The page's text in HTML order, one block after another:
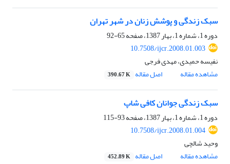
سبک زندگی و پوشش زنان در شهر تهران
دوره 1، شماره 1، بهار 1387، صفحه
65-92
10.7508/ijcr.2008.01.003
نفیسه حمیدی، مهدی فرجی
مشاهده مقاله
اصل مقاله 390.67 K
سبک زندگی جوانان کافی شاپ
دوره 1، شماره 1، بهار 1387، صفحه
93-115
10.7508/ijcr.2008.01.004
وحید شالچی
مشاهده مقاله
اصل مقاله 452.89 K